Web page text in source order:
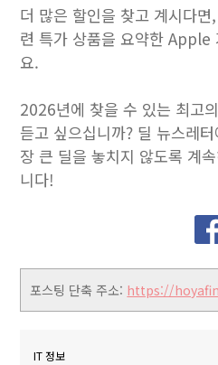
더 많은 할인을 찾고 계시다
련 특가 상품을 요약한 Apple
요.
2026년에 찾을 수 있는 최고
듣고 싶으십니까? 딜 뉴스레
장 큰 딜을 놓치지 않도록 계
니다!
포스팅 단축 주소: https://
IT 정보